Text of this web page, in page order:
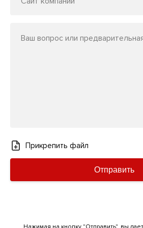
Ваш вопрос или
Прикрепить файл
Отправить